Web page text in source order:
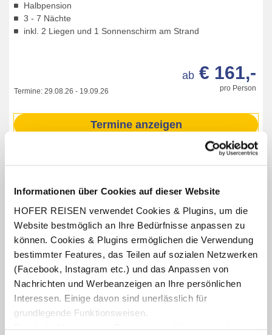
Informationen über Cookies auf dieser Website
HOFER REISEN verwendet Cookies & Plugins, um die
Website bestmöglich an Ihre Bedürfnisse anpassen zu
können. Cookies & Plugins ermöglichen die Verwendung
bestimmter Features, das Teilen auf sozialen Netzwerken
(Facebook, Instagram etc.) und das Anpassen von
Nachrichten und Werbeanzeigen an Ihre persönlichen
Interessen. Einige davon sind unerlässlich für
grundlegende Funktionsweisen.
Halbpension
3 - 7 Nächte
inkl. 2 Liegen und 1 Sonnenschirm am Strand
Termine: 29.08.26 - 19.09.26 pro Person
ab € 161,-
Termine anzeigen
Verpflegung: Halbpension mit Frühstücksbuffet,
2 Liegen und 1 Sonnenschrim am Strand (pro Zimmer, ab
Fahrradverleih (nach Verfügbarkeit)